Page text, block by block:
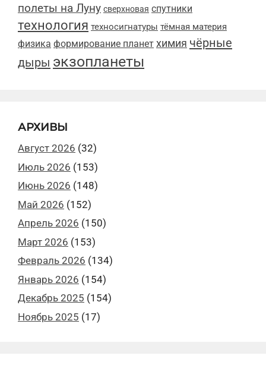
полеты на Луну сверхновая спутники
технология техносигнатуры тёмная материя
физика формирование планет химия чёрные
дыры экзопланеты
АРХИВЫ
Август 2026 (32)
Июль 2026 (153)
Июнь 2026 (148)
Май 2026 (152)
Апрель 2026 (150)
Март 2026 (153)
Февраль 2026 (134)
Январь 2026 (154)
Декабрь 2025 (154)
Ноябрь 2025 (17)